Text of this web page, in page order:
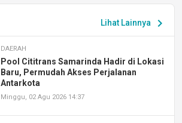
Lihat Lainnya chevron_right
DAERAH
Pool Cititrans Samarinda Hadir di Lokasi
Baru, Permudah Akses Perjalanan
Antarkota
Minggu, 02 Agu 2026 14:37